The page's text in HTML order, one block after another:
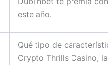
este año.
Qué tipo de
Crypto Thrills Casino,